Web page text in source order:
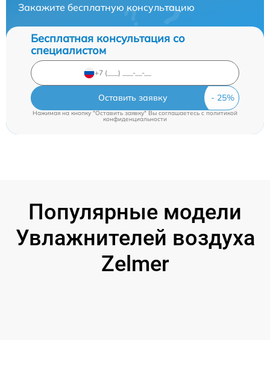
Закажите бесплатную консультацию
Бесплатная консультация со
специалистом
Оставить заявку
Нажимая на кнопку "Оставить заявку" Вы соглашаетесь cполитикой
конфиденциальности
Популярные модели
Увлажнителей воздуха
Zelmer